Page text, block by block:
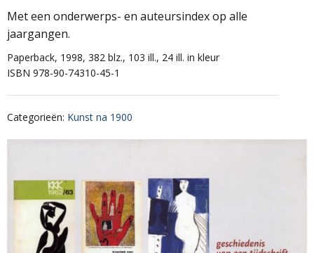
Met een onderwerps- en auteursindex op alle
jaargangen.
Paperback, 1998, 382 blz., 103 ill., 24 ill. in kleur
ISBN 978-90-74310-45-1
Categorieën: Kunst na 1900